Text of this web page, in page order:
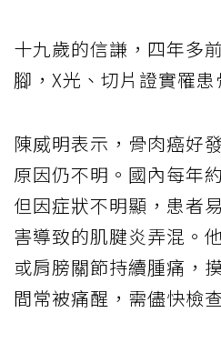
十九歲的信謙，四年多
腳，X光、切片證實罹患
陳威明表示，骨肉癌好
原因仍不明。國內每年
但因症狀不明顯，患者
害導致的肌腱炎弄混。
或肩膀關節持續腫痛，
間常被痛醒，需儘快檢